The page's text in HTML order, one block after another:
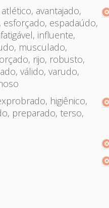
avantajado,
espadaúdo,
influente,
musculado,
rijo, robusto,
válido, varudo,
higiênico,
preparado, terso,